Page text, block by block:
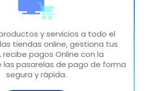
y servicios a todo el
tiendas online, gestiona tus
recibe pagos Online con la
las pasarelas de pago de forma
segura y rápida.